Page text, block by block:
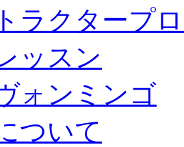
ラクタープ
ッスン
ォンミンゴ
ついて